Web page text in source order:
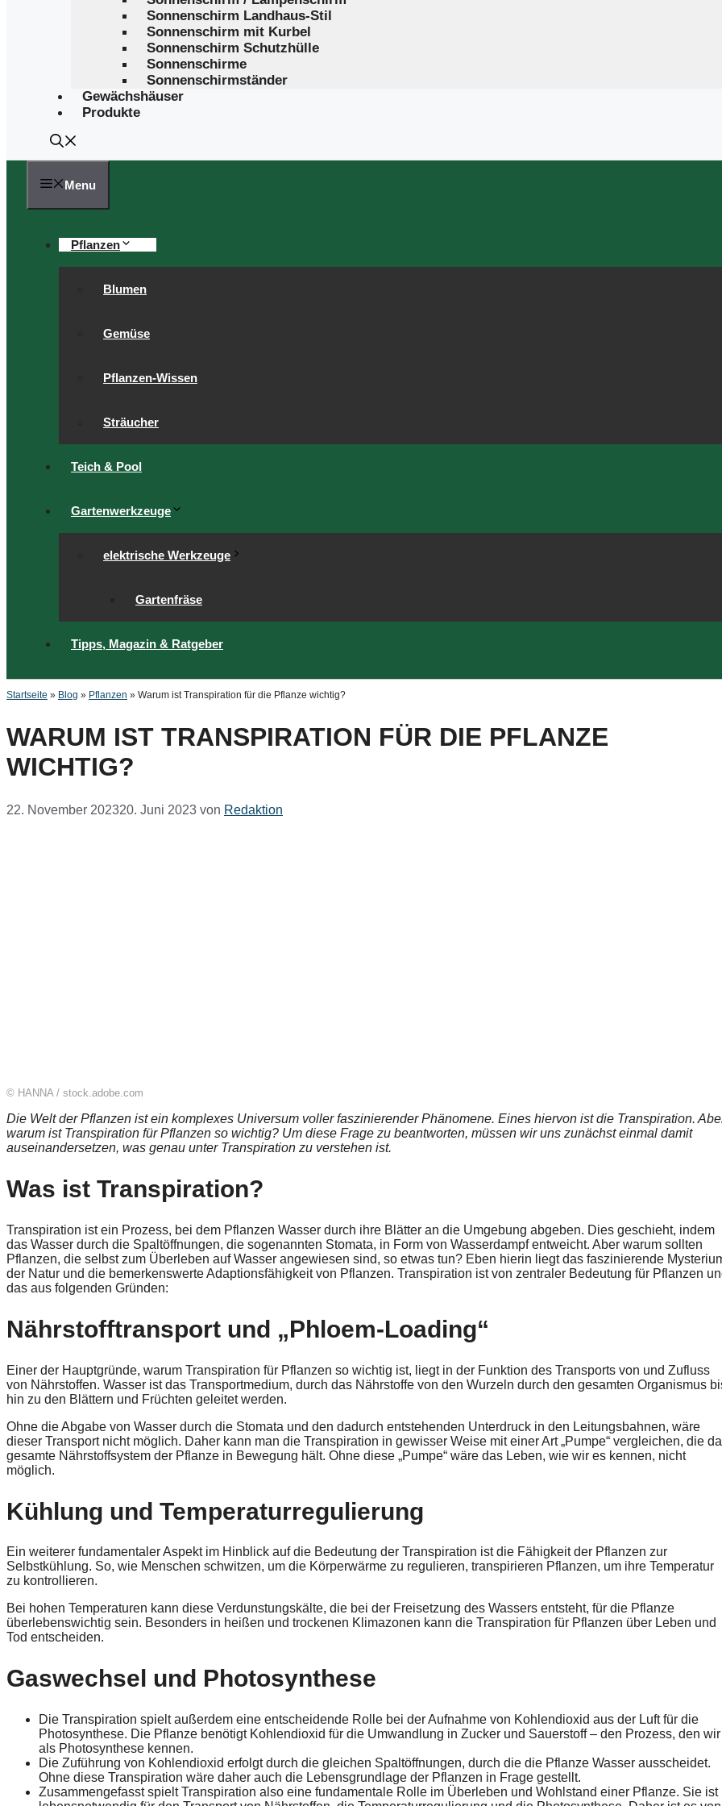
Sonnenschirm Landhaus-Stil
Sonnenschirm mit Kurbel
Sonnenschirm Schutzhülle
Sonnenschirme
Sonnenschirmständer
Gewächshäuser
Produkte
Menu
Pflanzen
Blumen
Gemüse
Pflanzen-Wissen
Sträucher
Teich & Pool
Gartenwerkzeuge
elektrische Werkzeuge
Gartenfräse
Tipps, Magazin & Ratgeber
Startseite » Blog » Pflanzen » Warum ist Transpiration für die Pflanze wichtig?
WARUM IST TRANSPIRATION FÜR DIE PFLANZE
WICHTIG?
22. November 202320. Juni 2023 von Redaktion
© HANNA / stock.adobe.com
Die Welt der Pflanzen ist ein komplexes Universum voller faszinierender Phänomene. Eines hiervon ist die Transpiration.
warum ist Transpiration für Pflanzen so wichtig? Um diese Frage zu beantworten, müssen wir uns zunächst einmal damit
auseinandersetzen, was genau unter Transpiration zu verstehen ist.
Was ist Transpiration?
Transpiration ist ein Prozess, bei dem Pflanzen Wasser durch ihre Blätter an die Umgebung abgeben. Dies geschieht, indem
das Wasser durch die Spaltöffnungen, die sogenannten Stomata, in Form von Wasserdampf entweicht. Aber warum sollten
Pflanzen, die selbst zum Überleben auf Wasser angewiesen sind, so etwas tun? Eben hierin liegt das faszinierende
der Natur und die bemerkenswerte Adaptionsfähigkeit von Pflanzen. Transpiration ist von zentraler Bedeutung für Pflanzen
das aus folgenden Gründen:
Nährstofftransport und „Phloem-Loading“
Einer der Hauptgründe, warum Transpiration für Pflanzen so wichtig ist, liegt in der Funktion des Transports von und Zufluss
von Nährstoffen. Wasser ist das Transportmedium, durch das Nährstoffe von den Wurzeln durch den gesamten Organismus
hin zu den Blättern und Früchten geleitet werden.
Ohne die Abgabe von Wasser durch die Stomata und den dadurch entstehenden Unterdruck in den Leitungsbahnen, wäre
dieser Transport nicht möglich. Daher kann man die Transpiration in gewisser Weise mit einer Art „Pumpe“ vergleichen, die
gesamte Nährstoffsystem der Pflanze in Bewegung hält. Ohne diese „Pumpe“ wäre das Leben, wie wir es kennen, nicht
möglich.
Kühlung und Temperaturregulierung
Ein weiterer fundamentaler Aspekt im Hinblick auf die Bedeutung der Transpiration ist die Fähigkeit der Pflanzen zur
Selbstkühlung. So, wie Menschen schwitzen, um die Körperwärme zu regulieren, transpirieren Pflanzen, um ihre Temperatur
zu kontrollieren.
Bei hohen Temperaturen kann diese Verdunstungskälte, die bei der Freisetzung des Wassers entsteht, für die Pflanze
überlebenswichtig sein. Besonders in heißen und trockenen Klimazonen kann die Transpiration für Pflanzen über Leben und
Tod entscheiden.
Gaswechsel und Photosynthese
Die Transpiration spielt außerdem eine entscheidende Rolle bei der Aufnahme von Kohlendioxid aus der Luft für die
Photosynthese. Die Pflanze benötigt Kohlendioxid für die Umwandlung in Zucker und Sauerstoff – den Prozess, den wir
als Photosynthese kennen.
Die Zuführung von Kohlendioxid erfolgt durch die gleichen Spaltöffnungen, durch die die Pflanze Wasser ausscheidet.
Ohne diese Transpiration wäre daher auch die Lebensgrundlage der Pflanzen in Frage gestellt.
Zusammengefasst spielt Transpiration also eine fundamentale Rolle im Überleben und Wohlstand einer Pflanze. Sie ist